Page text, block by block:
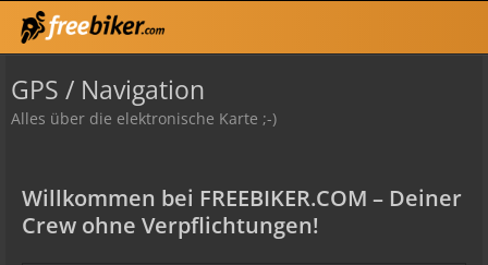
GPS / Navigation
Alles über die elektronische Karte ;-)
Willkommen bei FREEBIKER.COM – Deiner
Crew ohne Verpflichtungen!